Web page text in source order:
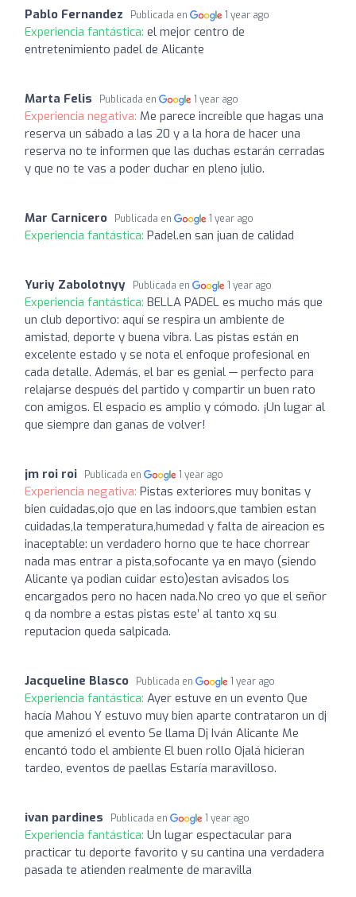
Pablo Fernandez Publicada en 1 year ago
Experiencia fantástica: el mejor centro de
entretenimiento padel de Alicante
Marta Felis Publicada en 1 year ago
Experiencia negativa: Me parece increíble que hagas una
reserva un sábado a las 20 y a la hora de hacer una
reserva no te informen que las duchas estarán cerradas
y que no te vas a poder duchar en pleno julio.
Mar Carnicero Publicada en 1 year ago
Experiencia fantástica: Padel.en san juan de calidad
Yuriy Zabolotnyy Publicada en 1 year ago
Experiencia fantástica: BELLA PADEL es mucho más que
un club deportivo: aquí se respira un ambiente de
amistad, deporte y buena vibra. Las pistas están en
excelente estado y se nota el enfoque profesional en
cada detalle. Además, el bar es genial — perfecto para
relajarse después del partido y compartir un buen rato
con amigos. El espacio es amplio y cómodo. ¡Un lugar al
que siempre dan ganas de volver!
jm roi roi Publicada en 1 year ago
Experiencia negativa: Pistas exteriores muy bonitas y
bien cuidadas,ojo que en las indoors,que tambien estan
cuidadas,la temperatura,humedad y falta de aireacion es
inaceptable: un verdadero horno que te hace chorrear
nada mas entrar a pista,sofocante ya en mayo (siendo
Alicante ya podian cuidar esto)estan avisados los
encargados pero no hacen nada.No creo yo que el señor
q da nombre a estas pistas este’ al tanto xq su
reputacion queda salpicada.
Jacqueline Blasco Publicada en 1 year ago
Experiencia fantástica: Ayer estuve en un evento Que
hacía Mahou Y estuvo muy bien aparte contrataron un dj
que amenizó el evento Se llama Dj Iván Alicante Me
encantó todo el ambiente El buen rollo Ojalá hicieran
tardeo, eventos de paellas Estaría maravilloso.
ivan pardines Publicada en 1 year ago
Experiencia fantástica: Un lugar espectacular para
practicar tu deporte favorito y su cantina una verdadera
pasada te atienden realmente de maravilla